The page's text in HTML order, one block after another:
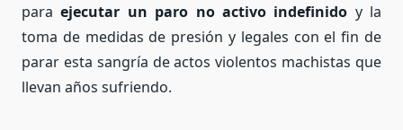
paraejecutar un paro no activo indefinido y la
toma de medidas de presión y legales con el fin de
parar esta sangría de actos violentos machistas que
llevan años sufriendo.